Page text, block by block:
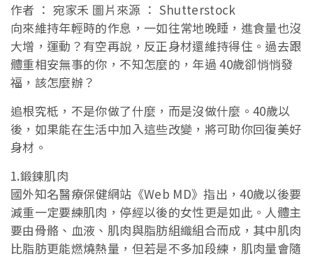
作者 ： 宛家禾 圖片來源 ： Shutterstock
向來維持年輕時的作息，一如往常地晚睡，進食量也沒
大增，運動？有空再說，反正身材還維持得住。過去跟
體重相安無事的你，不知怎麼的，年過 40歲卻悄悄發
福，該怎麼辦？
追根究柢，不是你做了什麼，而是沒做什麼。40歲以
後，如果能在生活中加入這些改變，將可助你回復美好
身材。
1.鍛鍊肌肉
國外知名醫療保健網站《Web MD》指出，40歲以後要
減重一定要練肌肉，停經以後的女性更是如此。人體主
要由骨骼、血液、肌肉與脂肪組織組合而成，其中肌肉
比脂肪更能燃燒熱量，但若是不多加段練，肌肉量會隨